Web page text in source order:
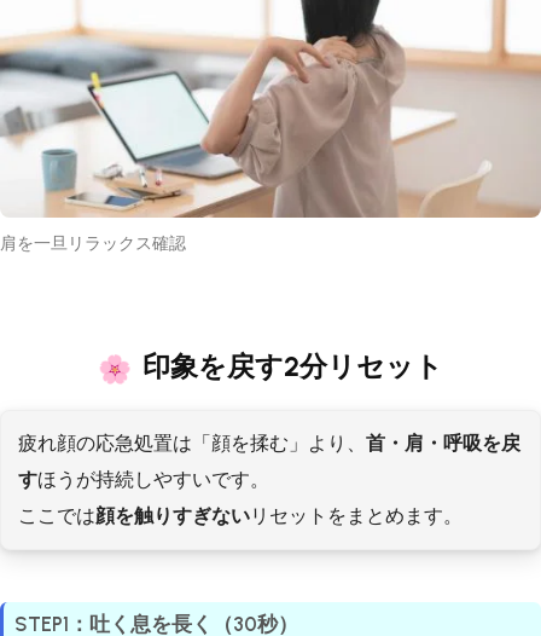
肩を一旦リラックス確認
印象を戻す2分リセット
疲れ顔の応急処置は「顔を揉む」より、 首・肩・呼吸を戻
すほうが持続しやすいです。
ここでは顔を触りすぎないリセットをまとめます。
STEP1：吐く息を長く（30秒）